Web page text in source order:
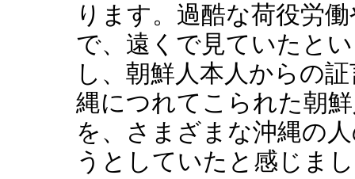
ります。過酷な荷役労
で、遠くで見ていたと
し、朝鮮人本人からの
縄につれてこられた朝
を、さまざまな沖縄の
うとしていたと感じま